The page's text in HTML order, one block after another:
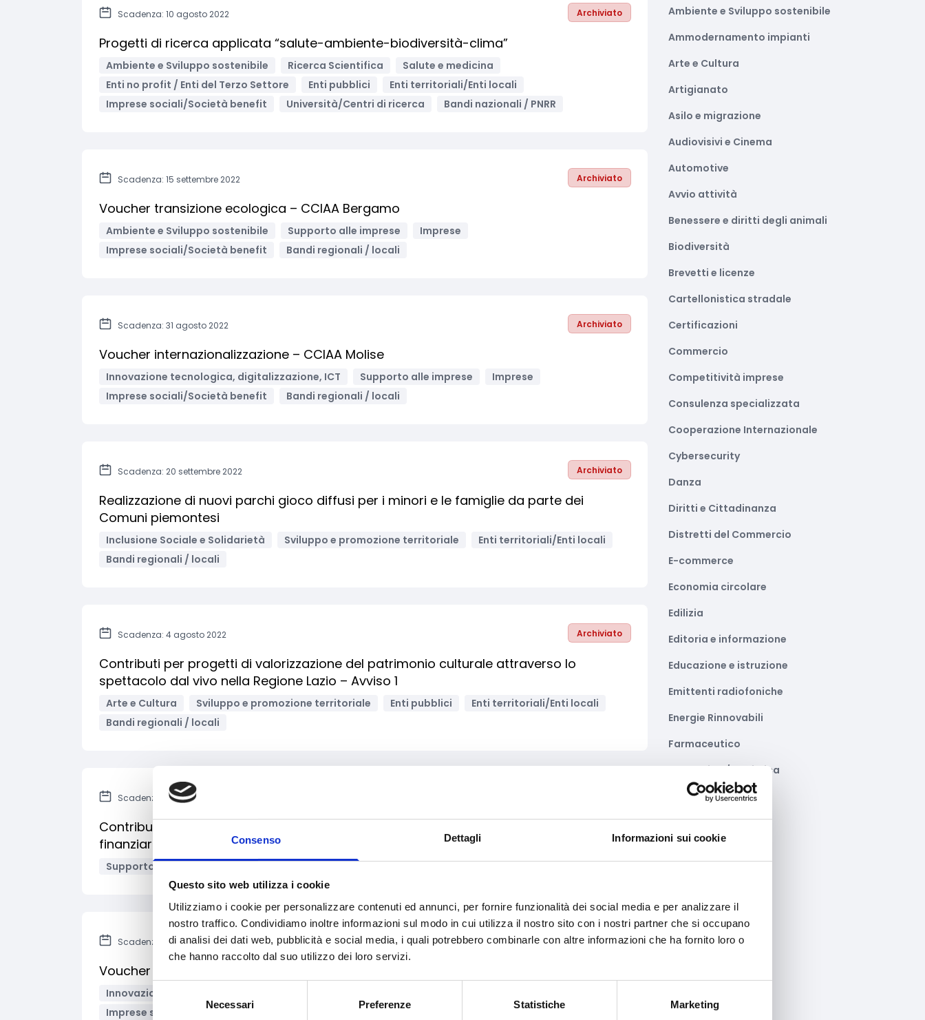
Consenso Dettagli Informazioni sui cookie
Questo sito web utilizza i cookie
Utilizziamo i cookie per personalizzare contenuti ed annunci, per fornire funzionalità dei social media e per analizzare il
nostro traffico. Condividiamo inoltre informazioni sul modo in cui utilizza il nostro sito con i nostri partner che si occupano
di analisi dei dati web, pubblicità e social media, i quali potrebbero combinarle con altre informazioni che ha fornito loro o
che hanno raccolto dal suo utilizzo dei loro servizi.
Necessari Preferenze Statistiche Marketing
Scadenza: 10 agosto 2022 Archiviato
Progetti di ricerca applicata “salute-ambiente-biodiversità-clima”
Ambiente e Sviluppo sostenibile Ricerca Scientifica
Salute e medicina
Enti no profit / Enti del Terzo Settore
Enti pubblici
Enti territoriali/Enti locali
Imprese sociali/Società benefit
Università/Centri di ricerca Bandi nazionali / PNRR
Scadenza: 15 settembre 2022 Archiviato
Voucher transizione ecologica – CCIAA Bergamo
Ambiente e Sviluppo sostenibile Supporto alle imprese
Imprese
Imprese sociali/Società benefit
Bandi regionali / locali
Scadenza: 31 agosto 2022 Archiviato
Voucher internazionalizzazione – CCIAA Molise
Innovazione tecnologica, digitalizzazione, ICT Supporto alle imprese
Imprese
Imprese sociali/Società benefit
Bandi regionali / locali
Scadenza: 20 settembre 2022 Archiviato
Realizzazione di nuovi parchi gioco diffusi per i minori e le famiglie da parte dei
Comuni piemontesi
Inclusione Sociale e Solidarietà Sviluppo e promozione territoriale
Enti territoriali/Enti locali
Bandi regionali / locali
Scadenza: 4 agosto 2022 Archiviato
Contributi per progetti di valorizzazione del patrimonio culturale attraverso lo
spettacolo dal vivo nella Regione Lazio – Avviso 1
Arte e Cultura Sviluppo e promozione territoriale Enti pubblici
Enti territoriali/Enti locali
Bandi regionali / locali
Scadenza: 31 luglio 2022
Contributi alle Micro, Piccole e Medie Imprese (MPMI) per contrastare le difficoltà
finanziarie in considerazione degli effetti dell’emergenza sanitaria da COVID19
Supporto alle imprese
Scadenza: 16 settembre 2022 Archiviato
Voucher digitali i4.0 – CCIAA Roma
Innovazione tecnologica, digitalizzazione, ICT
Imprese sociali/Società benefit
Bandi regionali / locali
Ambiente e Sviluppo sostenibile
Ammodernamento impianti
Arte e Cultura
Artigianato
Asilo e migrazione
Audiovisivi e Cinema
Automotive
Avvio attività
Benessere e diritti degli animali
Biodiversità
Brevetti e licenze
Cartellonistica stradale
Certificazioni
Commercio
Competitività imprese
Consulenza specializzata
Cooperazione Internazionale
Cybersecurity
Danza
Diritti e Cittadinanza
Distretti del Commercio
E-commerce
Economia circolare
Edilizia
Editoria e informazione
Educazione e istruzione
Emittenti radiofoniche
Energie Rinnovabili
Farmaceutico
Farmacia e/o chimica
Fashion
Festival e mostre
Fotovoltaico
Gastronomia
Green economy
Impianti sportivi